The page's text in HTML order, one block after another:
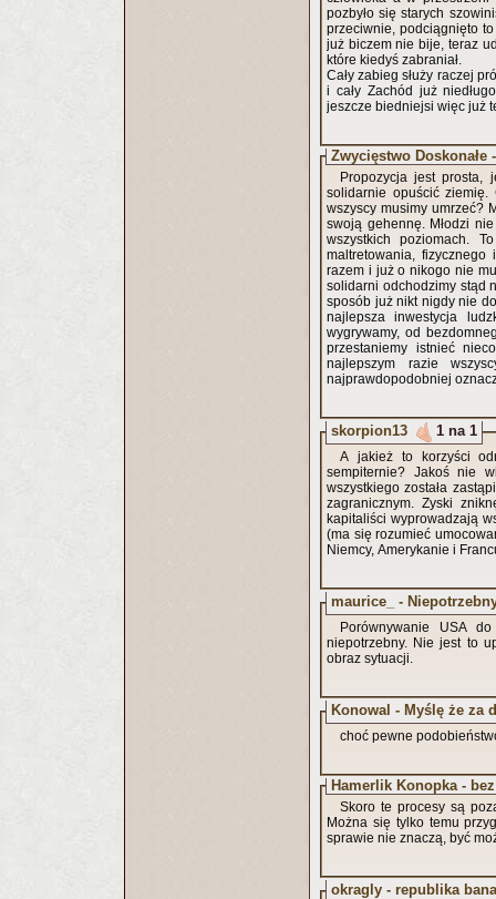
pozbyło się starych
przeciwnie, podciągnięto
już biczem nie bije, teraz
które kiedyś zabraniał.
Cały zabieg służy raczej
i cały Zachód już
jeszcze biedniejsi więc już
Zwycięstwo Doskonałe
Propozycja jest prosta,
solidarnie opuścić
wszyscy musimy umrzeć?
swoją gehennę. Młodzi
wszystkich poziomach.
maltretowania,
razem i już o nikogo nie
solidarni odchodzimy stąd
sposób już nikt nigdy nie
najlepsza inwestycja
wygrywamy, od
przestaniemy istnieć
najlepszym razie
najprawdopodobniej
skorpion13 1 na 1
A jakież to korzyści
sempiternie? Jakoś nie
wszystkiego została
zagranicznym. Zyski
kapitaliści wyprowadzają
(ma się rozumieć
Niemcy, Amerykanie i
maurice_ -
Porównywanie USA
niepotrzebny. Nie jest to
obraz sytuacji.
Konowal - Myślę że za
choć pewne
Hamerlik Konopka -
Skoro te procesy są
Można się tylko temu
sprawie nie znaczą, być
okragly - republika